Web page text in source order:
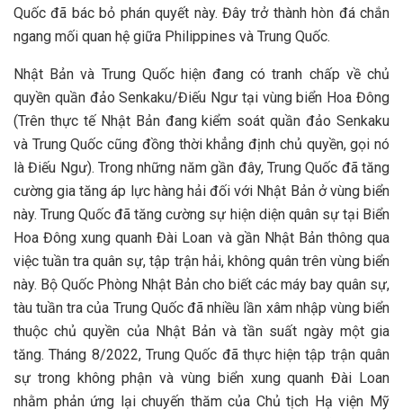
Quốc đã bác bỏ phán quyết này. Đây trở thành hòn đá chắn
ngang mối quan hệ giữa Philippines và Trung Quốc.
Nhật Bản và Trung Quốc hiện đang có tranh chấp về chủ
quyền quần đảo Senkaku/Điếu Ngư tại vùng biển Hoa Đông
(Trên thực tế Nhật Bản đang kiểm soát quần đảo Senkaku
và Trung Quốc cũng đồng thời khẳng định chủ quyền, gọi nó
là Điếu Ngư). Trong những năm gần đây, Trung Quốc đã tăng
cường gia tăng áp lực hàng hải đối với Nhật Bản ở vùng biển
này. Trung Quốc đã tăng cường sự hiện diện quân sự tại Biển
Hoa Đông xung quanh Đài Loan và gần Nhật Bản thông qua
việc tuần tra quân sự, tập trận hải, không quân trên vùng biển
này. Bộ Quốc Phòng Nhật Bản cho biết các máy bay quân sự,
tàu tuần tra của Trung Quốc đã nhiều lần xâm nhập vùng biển
thuộc chủ quyền của Nhật Bản và tần suất ngày một gia
tăng. Tháng 8/2022, Trung Quốc đã thực hiện tập trận quân
sự trong không phận và vùng biển xung quanh Đài Loan
nhằm phản ứng lại chuyến thăm của Chủ tịch Hạ viện Mỹ